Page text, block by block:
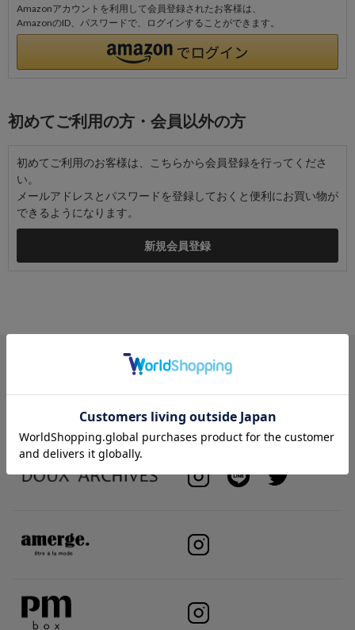
Amazonアカウントを利用して会員登録されたお客様は、
AmazonのID、パスワードで、ログインすることができます。
初めてご利用の方・会員以外の方
初めてご利用のお客様は、こちらから会員登録を行ってくださ
い。
メールアドレスとパスワードを登録しておくと便利にお買い物が
できるようになります。